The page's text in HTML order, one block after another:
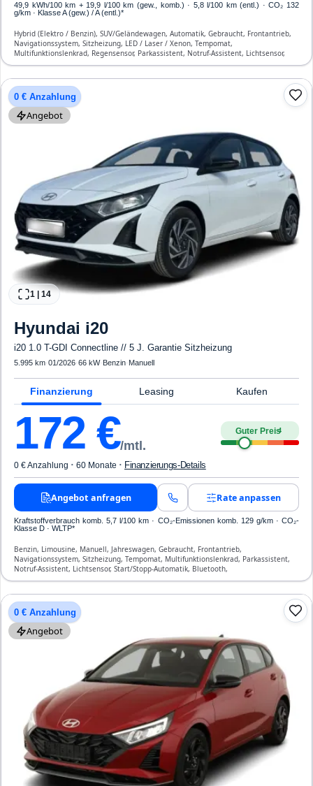
49,9 kWh/100 km + 19,9 l/100 km (gew., komb.) · 5,8 l/100 km (entl.) · CO₂ 132
g/km · Klasse A (gew.) / A (entl.)*
Hybrid (Elektro / Benzin), SUV/Geländewagen, Automatik, Gebraucht, Frontantrieb,
Navigationssystem, Sitzheizung, LED / Laser / Xenon, Tempomat,
Multifunktionslenkrad, Regensensor, Parkassistent, Notruf-Assistent, Lichtsensor,
Head Up Display, Bluetooth, Freisprecheinrichtung, Verkehrszeichen-Erkennung, ESP,
0 € Anzahlung
Angebot
1 14
Hyundai i20
i20 1.0 T-GDI Connectline // 5 J. Garantie Sitzheizung
5.995 km·01/2026·66 kW· Benzin· Manuell
Finanzierung Leasing Kaufen
172 €/mtl.
Guter Preis4
0 € Anzahlung · 60 Monate · Finanzierungs-Details
Angebot anfragen Rate anpassen
Kraftstoffverbrauch komb. 5,7 l/100 km · CO₂-Emissionen komb. 129 g/km · CO₂-
Klasse D · WLTP*
Benzin, Limousine, Manuell, Jahreswagen, Gebraucht, Frontantrieb,
Navigationssystem, Sitzheizung, Tempomat, Multifunktionslenkrad, Parkassistent,
Notruf-Assistent, Lichtsensor, Start/Stopp-Automatik, Bluetooth,
Freisprecheinrichtung, Verkehrszeichen-Erkennung, ESP, ABS, Klimaanlage, Front-,
0 € Anzahlung
Angebot